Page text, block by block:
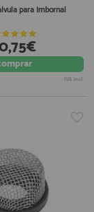
para Imbornal
IVA incl.